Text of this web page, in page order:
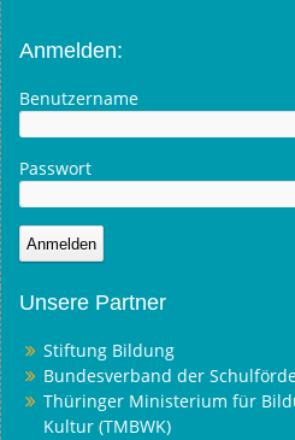
Anmelden:
Benutzername
Passwort
Unsere Partner
Stiftung Bildung
Bundesverband der
Thüringer Ministerium für
Kultur (TMBWK)